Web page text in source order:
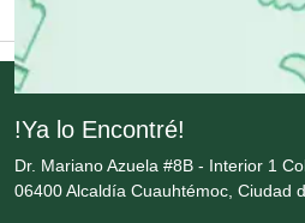
Escuelas de Conducción
Escuelas de
Escuelas de Idiomas
!Ya lo Encontré!
Dr. Mariano Azuela #8B - Interior 1
06400 Alcaldía Cuauhtémoc, Ciudad